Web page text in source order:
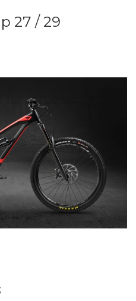
27 / 29